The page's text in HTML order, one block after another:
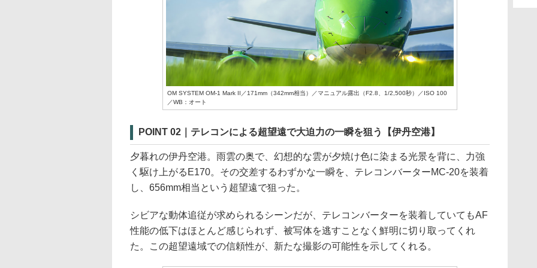
OM SYSTEM OM-1 Mark II／171mm（342mm相当）／マニュアル露出（F2.8、1/2,500秒）／ISO 100
／WB：オート
POINT 02｜テレコンによる超望遠で大迫力の一瞬を狙う【伊丹空港】
夕暮れの伊丹空港。雨雲の奥で、幻想的な雲が夕焼け色に染まる光景を背に、力強
く駆け上がるE170。その交差するわずかな一瞬を、テレコンバーターMC-20を装着
し、656mm相当という超望遠で狙った。
シビアな動体追従が求められるシーンだが、テレコンバーターを装着していてもAF
性能の低下はほとんど感じられず、被写体を逃すことなく鮮明に切り取ってくれ
た。この超望遠域での信頼性が、新たな撮影の可能性を示してくれる。